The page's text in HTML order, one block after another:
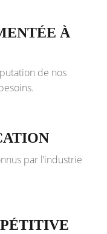
À
de nos
par l’industrie